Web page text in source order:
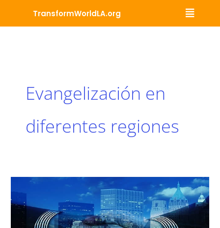
TransformWorldLA.org Menú
Evangelización en
diferentes regiones
#5:
Alianzas
Globales